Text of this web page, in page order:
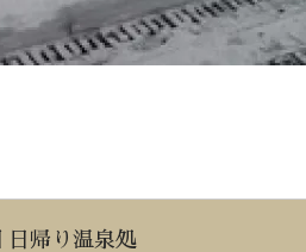
日帰り温泉処